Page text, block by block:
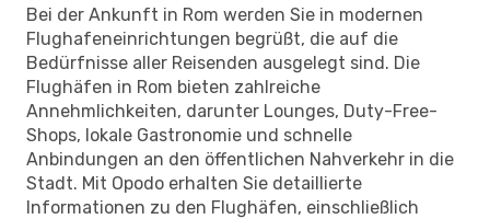
Bei der Ankunft in Rom werden Sie in modernen
Flughafeneinrichtungen begrüßt, die auf die
Bedürfnisse aller Reisenden ausgelegt sind. Die
Flughäfen in Rom bieten zahlreiche
Annehmlichkeiten, darunter Lounges, Duty-Free-
Shops, lokale Gastronomie und schnelle
Anbindungen an den öffentlichen Nahverkehr in die
Stadt. Mit Opodo erhalten Sie detaillierte
Informationen zu den Flughäfen, einschließlich